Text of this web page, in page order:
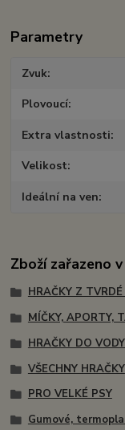
Parametry
Zvuk
Plovoucí
Extra vlastnosti
Velikost
Ideální na ven
Zboží zařazeno
HRAČKY Z
MÍČKY, APORTY,
HRAČKY DO
VŠECHNY HRAČKY
PRO VELKÉ PSY
Gumové,